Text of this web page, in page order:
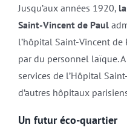
Jusqu’aux années 1920,
Saint-Vincent de Paul
l’hôpital Saint-Vincent
par du personnel laïque.
services de l’Hôpital
d’autres hôpitaux
Un futur éco-quartier